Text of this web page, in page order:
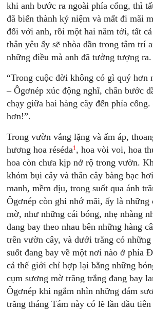
khi anh bước ra ngoài phía cổng, thì
đã biến thành kỷ niệm và mất đi mãi
đối với anh, rồi một hai năm tới, tất
thân yêu ấy sẽ nhòa dần trong tâm trí
những điều mà anh đã tưởng tượng ra.
“Trong cuộc đời không có gì quý hơn
– Ôgơnép xúc động nghĩ, chân bước
chạy giữa hai hàng cây đến phía
hơn!”.
Trong vườn vắng lặng và ấm áp,
hương hoa réséda1 , hoa vòi voi, hoa
hoa còn chưa kịp nở rộ trong vườn.
khóm bụi cây và thân cây bàng bạc
manh, mềm dịu, trong suốt qua ánh
Ôgơnép còn ghi nhớ mãi, ấy là những
mờ, như những cái bóng, nhẹ nhàng
đang bay theo nhau bên những hàng
trên vườn cây, và dưới trăng có
suốt đang bay về một nơi nào ở phía
cả thế giới chỉ hợp lại bằng những
cụm sương mờ trăng trắng đang bay
Ôgơnép khi ngắm nhìn những đám
trăng tháng Tám này có lẽ lần đầu